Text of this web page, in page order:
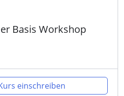
Basis Workshop
einschreiben